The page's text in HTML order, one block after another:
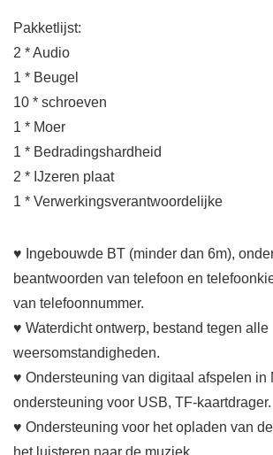
Pakketlijst:
2 * Audio
1 * Beugel
10 * schroeven
1 * Moer
1 * Bedradingshardheid
2 * IJzeren plaat
1 * Verwerkingsverantwoordelijke
♥ Ingebouwde BT (minder dan 6m),
beantwoorden van telefoon en
van telefoonnummer.
♥ Waterdicht ontwerp, bestand tegen alle
weersomstandigheden.
♥ Ondersteuning van digitaal afspelen in
ondersteuning voor USB, TF-kaartdrager.
♥ Ondersteuning voor het opladen van